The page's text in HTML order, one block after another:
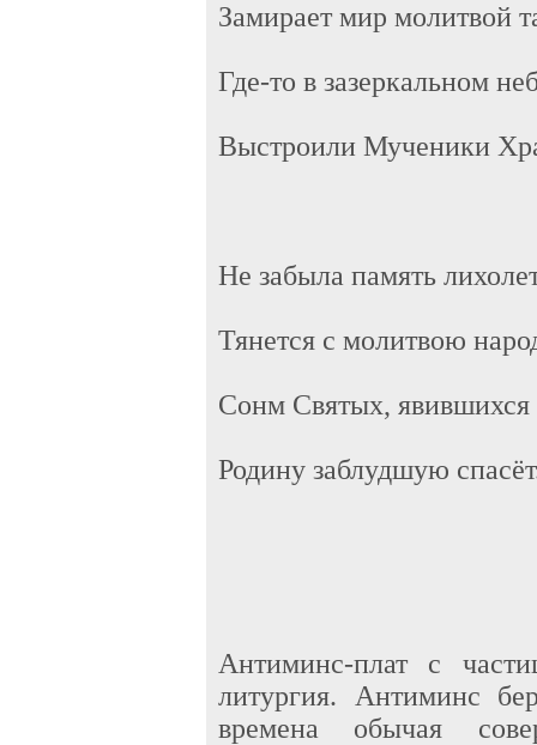
Замирает мир молитвой
Где-то в зазеркальном
Выстроили Мученики
Не забыла память
Тянется с молитвою
Сонм Святых, явившихся
Родину заблудшую
Антиминс-плат с
литургия. Антиминс
времена обычая